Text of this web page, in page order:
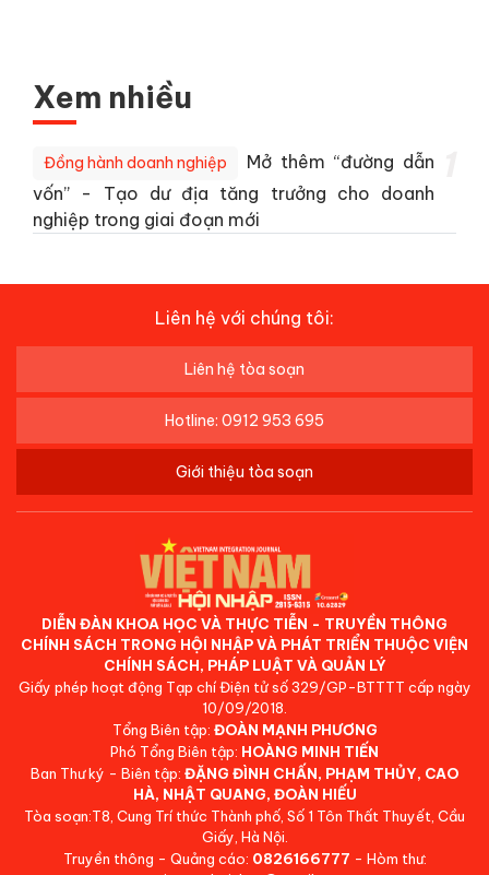
Xem nhiều
Đồng hành doanh nghiệp
Mở thêm “đường dẫn
vốn” - Tạo dư địa tăng trưởng cho doanh
nghiệp trong giai đoạn mới
Liên hệ với chúng tôi:
Liên hệ tòa soạn
Hotline: 0912 953 695
Giới thiệu tòa soạn
DIỄN ĐÀN KHOA HỌC VÀ THỰC TIỄN - TRUYỀN THÔNG
CHÍNH SÁCH TRONG HỘI NHẬP VÀ PHÁT TRIỂN THUỘC VIỆN
CHÍNH SÁCH, PHÁP LUẬT VÀ QUẢN LÝ
Giấy phép hoạt động Tạp chí Điện tử số 329/GP-BTTTT cấp ngày
10/09/2018.
Tổng Biên tập: ĐOÀN MẠNH PHƯƠNG
Phó Tổng Biên tập: HOÀNG MINH TIẾN
Ban Thư ký - Biên tập: ĐẶNG ĐÌNH CHẤN, PHẠM THỦY, CAO
HÀ, NHẬT QUANG, ĐOÀN HIẾU
Tòa soạn:T8, Cung Trí thức Thành phố, Số 1 Tôn Thất Thuyết, Cầu
Giấy, Hà Nội.
Truyền thông - Quảng cáo: 0826166777 - Hòm thư: